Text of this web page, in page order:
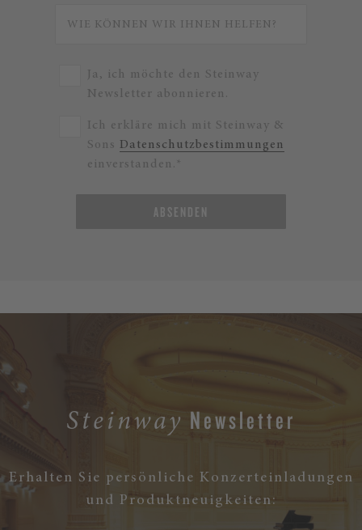
Ja, ich möchte den Steinway
Newsletter abonnieren.
Ich erkläre mich mit Steinway &
Sons Datenschutzbestimmungen
einverstanden.*
ABSENDEN
Steinway Newsletter
Erhalten Sie persönliche Konzerteinladungen
und Produktneuigkeiten: